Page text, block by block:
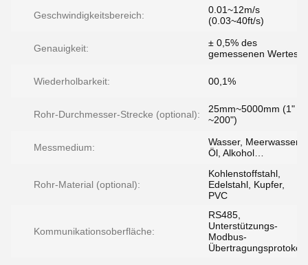
Geschwindigkeitsbereich:
0.01~12m/s
(0.03~40ft/s)
Genauigkeit:
± 0,5% des
gemessenen Wertes
Wiederholbarkeit: 00,1%
Rohr-Durchmesser-Strecke (optional):
25mm~5000mm (1"
~200")
Messmedium:
Wasser, Meerwasser,
Öl, Alkohol…
Rohr-Material (optional):
Kohlenstoffstahl,
Edelstahl, Kupfer,
PVC
Kommunikationsoberfläche:
RS485,
Unterstützungs-
Modbus-
Übertragungsprotokoll